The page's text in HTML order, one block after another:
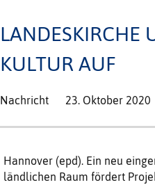
LANDESKIRCHE
KULTUR AUF
Nachricht 23. Oktober 2020
Hannover (epd). Ein neu
ländlichen Raum fördert